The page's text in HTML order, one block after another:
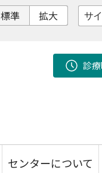
標準 拡大
診
センターについて